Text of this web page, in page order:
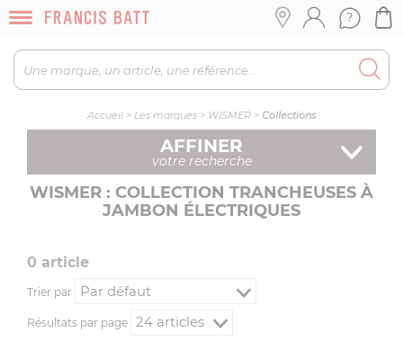
Accueil > Les marques > WISMER > Collections
AFFINER
votre recherche
WISMER : COLLECTION TRANCHEUSES À
JAMBON ÉLECTRIQUES
0 article
Trier par
Résultats par page